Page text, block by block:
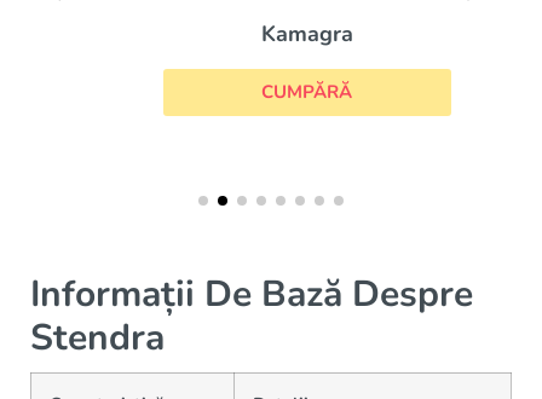
Kamagra
CUMPĂRĂ
Informații De Bază Despre
Stendra